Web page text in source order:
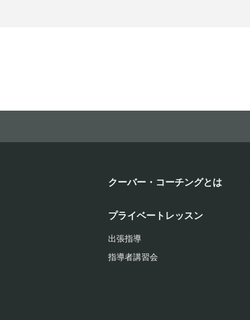
クーバー・コーチングとは
プライベートレッスン
出張指導
指導者講習会